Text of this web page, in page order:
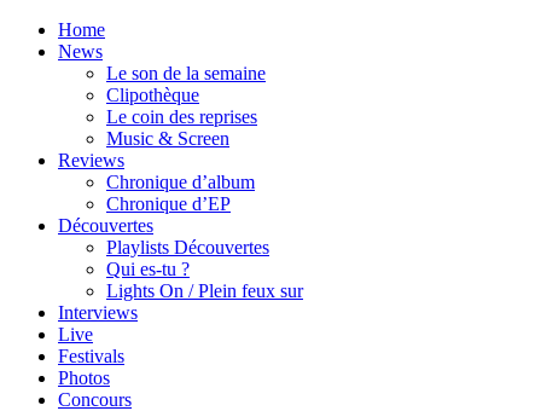
Home
News
Le son de la semaine
Clipothèque
Le coin des reprises
Music & Screen
Reviews
Chronique d’album
Chronique d’EP
Découvertes
Playlists Découvertes
Qui es-tu ?
Lights On / Plein feux sur
Interviews
Live
Festivals
Photos
Concours